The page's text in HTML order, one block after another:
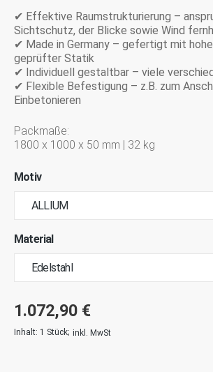
✔ Effektive Raumstrukturierung –
Sichtschutz, der Blicke sowie Wind
✔ Made in Germany – gefertigt mit
geprüfter Statik
✔ Individuell gestaltbar – viele
✔ Flexible Befestigung – z.B. zum
Einbetonieren
Packmaße:
1800 x 1000 x 50 mm | 32 kg
Motiv
Material
1.072,90 €
Inhalt: 1 Stück; inkl. MwSt